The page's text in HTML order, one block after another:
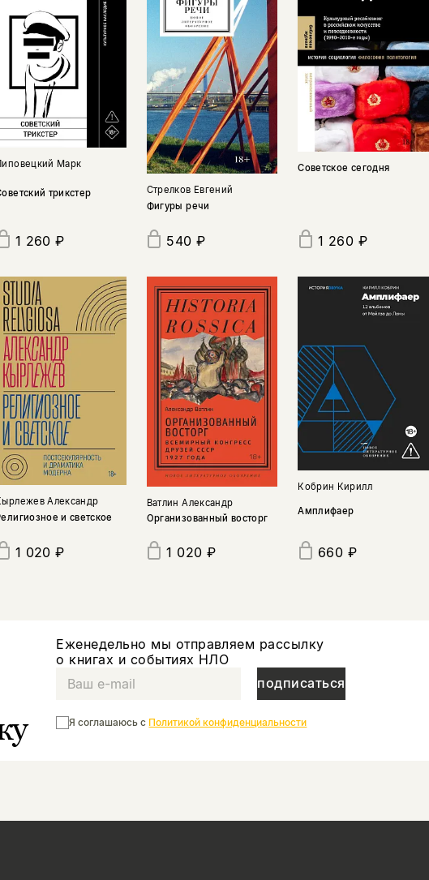
Марк
трикстер
1 260 ₽
Стрелков Евгений
Фигуры речи
540 ₽
Советское сегодня
1 260 ₽
Александр
и светское
1 020 ₽
Ватлин Александр
Организованный восторг
1 020 ₽
Кобрин Кирилл
Амплифаер
660 ₽
Еженедельно мы отправляем рассылку
о книгах и событиях НЛО
подписаться
Я соглашаюсь с Политикой конфиденциальности